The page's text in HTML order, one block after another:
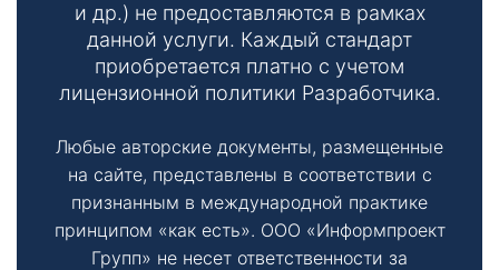
и др.) не предоставляются в рамках
данной услуги. Каждый стандарт
приобретается платно с учетом
лицензионной политики Разработчика.
Любые авторские документы, размещенные
на сайте, представлены в соответствии с
признанным в международной практике
принципом «как есть». ООО «Информпроект
Групп» не несет ответственности за